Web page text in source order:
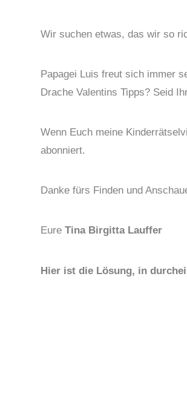
Wir suchen etwas, das wir so
Papagei Luis freut sich immer
Drache Valentins Tipps? Seid
Wenn Euch meine
abonniert.
Danke fürs Finden und
EureTina Birgitta Lauffer
Hier ist die Lösung, in